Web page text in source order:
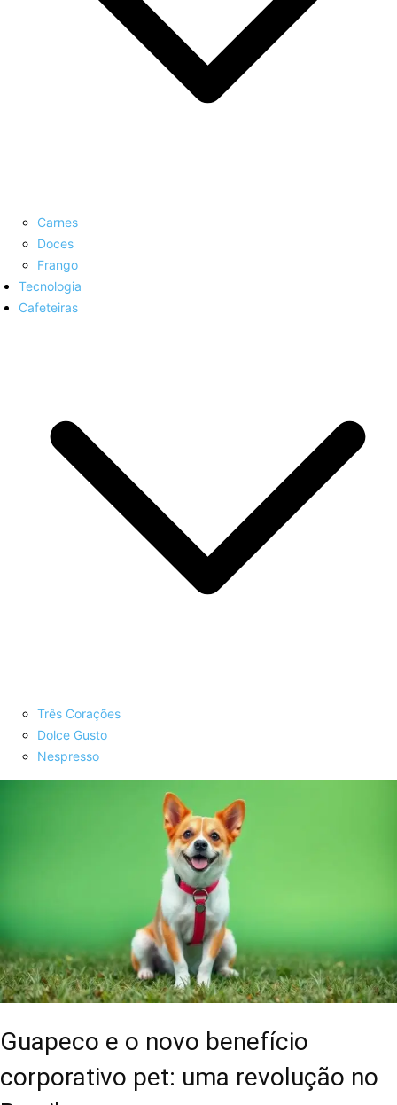
Carnes
Doces
Frango
Tecnologia
Cafeteiras
Três Corações
Dolce Gusto
Nespresso
Guapeco e o novo benefício
corporativo pet: uma revolução no